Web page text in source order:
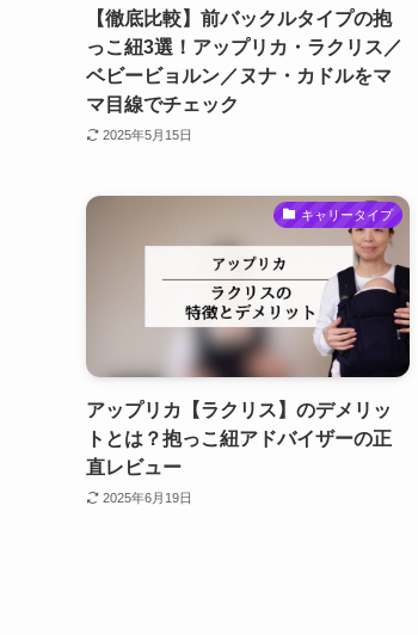
【徹底比較】前バックルタイプの抱
っこ紐3選！アップリカ・ラクリス／
ベビービョルン／ヌナ・カドルをマ
マ目線でチェック
2025年5月15日
キャリータイプ
アップリカ【ラクリス】のデメリッ
トとは？抱っこ紐アドバイザーの正
直レビュー
2025年6月19日